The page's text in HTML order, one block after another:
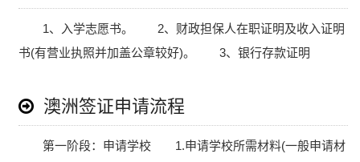
1、入学志愿书。 2、财政担保人在职证明及收入证明
书(有营业执照并加盖公章较好)。 3、银行存款证明
章。 5、.....
澳洲签证申请流程
第一阶段：申请学校 1.申请学校所需材料(一般申请材